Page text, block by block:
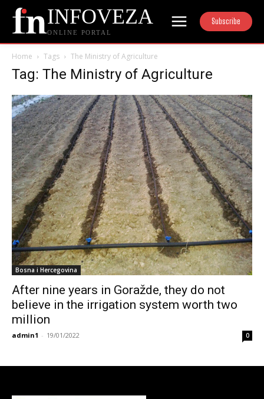
INFOVEZA
ONLINE PORTAL
Subscribe
Home Tags The Ministry of Agriculture
Tag: The Ministry of Agriculture
Bosna i Hercegovina
After nine years in Goražde, they do not
believe in the irrigation system worth two
million
admin1 - 19/01/2022 0